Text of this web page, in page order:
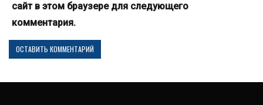
сайт в этом браузере для следующего
комментария.